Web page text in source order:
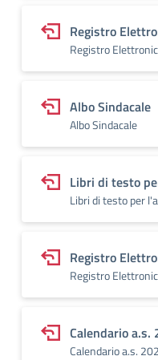
Registro
Registro
Albo Sindacale
Albo Sindacale
Libri di testo
Libri di testo per
Registro
Registro
Calendario
Calendario a.s.